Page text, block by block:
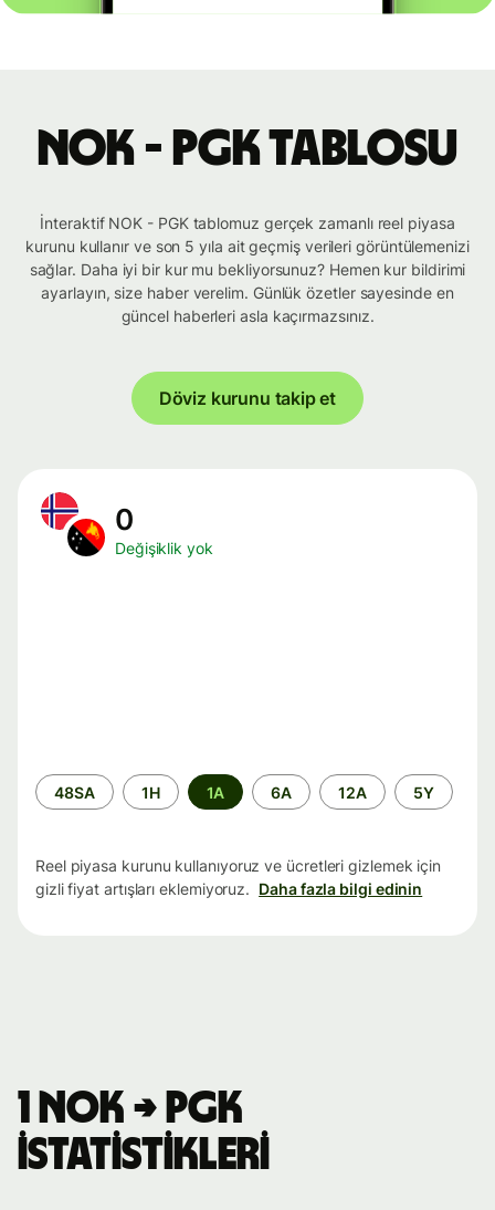
NOK - PGK tablosu
İnteraktif NOK - PGK tablomuz gerçek zamanlı reel piyasa
kurunu kullanır ve son 5 yıla ait geçmiş verileri görüntülemenizi
sağlar. Daha iyi bir kur mu bekliyorsunuz? Hemen kur bildirimi
ayarlayın, size haber verelim. Günlük özetler sayesinde en
güncel haberleri asla kaçırmazsınız.
Döviz kurunu takip et
0
Değişiklik yok
Zaman
aralığı
48SA 1H 1A 6A 12A 5Y
Reel piyasa kurunu kullanıyoruz ve ücretleri gizlemek için
gizli fiyat artışları eklemiyoruz. Daha fazla bilgi edinin
1 NOK → PGK
istatistikleri